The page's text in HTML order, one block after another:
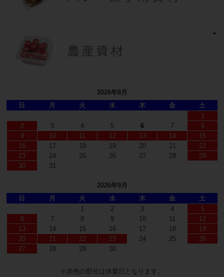
2026年8月
日
月 火 水 木 金
土
1
2
3 4 5 6 7
8
9
10 11 12 13 14
15
16
17 18 19 20 21
22
23
24 25 26 27 28
29
30
31
2026年9月
日
月 火 水 木 金
土
1
2 3 4
5
6
7 8 9 10 11
12
13
14 15 16 17 18
19
20
21 22 23 24 25
26
27
28 29 30
※赤色の部分は休業日となります。